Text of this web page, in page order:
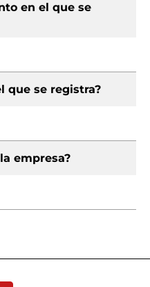
en el que se
que se registra?
empresa?